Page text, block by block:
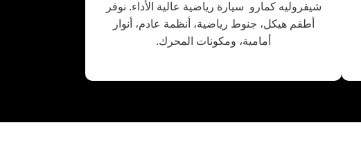
شيفروليه كمارو سيارة رياضية عالية الأداء. نوفر
أطقم هيكل، جنوط رياضية، أنظمة عادم، أنوار
أمامية، ومكونات المحرك.